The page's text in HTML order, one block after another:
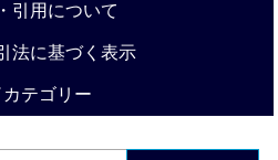
引用について
法に基づく表示
テゴリー